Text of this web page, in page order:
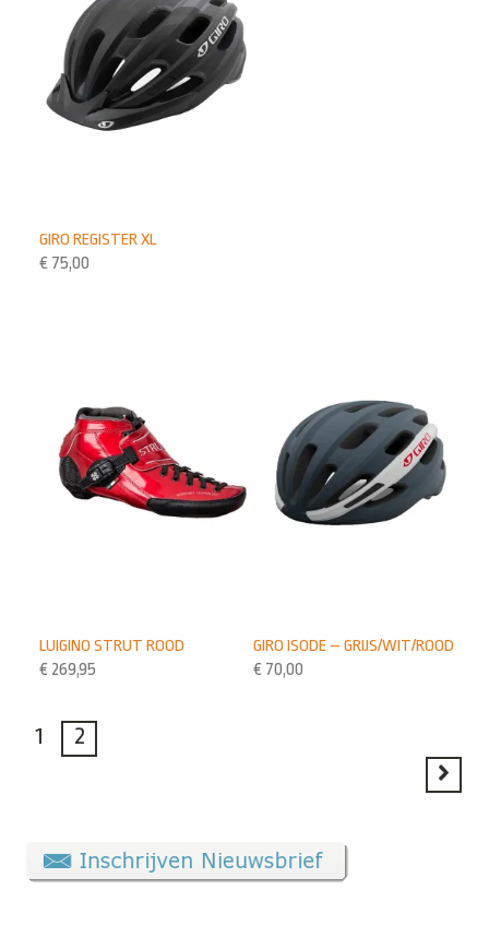
GIRO REGISTER XL
€ 75,00
GIRO ISODE – GRIJS/WIT/ROOD
€ 70,00
LUIGINO STRUT ROOD
€ 269,95
1 2